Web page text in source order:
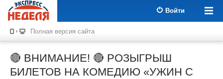
Войти
Полная версия сайта
🔴 ВНИМАНИЕ! 🔴 РОЗЫГРЫШ
БИЛЕТОВ НА КОМЕДИЮ «УЖИН С